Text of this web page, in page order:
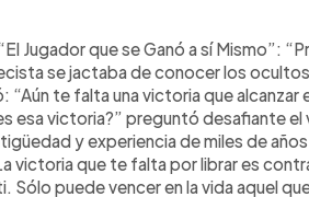
Jugador que se Ganó a sí Mismo”:
se jactaba de conocer los
te falta una victoria que alcanzar
esa victoria?” preguntó desafiante el
y experiencia de miles de
victoria que te falta por librar es
Sólo puede vencer en la vida aquel